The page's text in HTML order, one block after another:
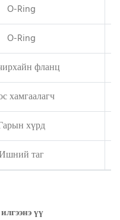
O-Ring
O-Ring
фланц
хамгаалагч
хүрд
таг
үү